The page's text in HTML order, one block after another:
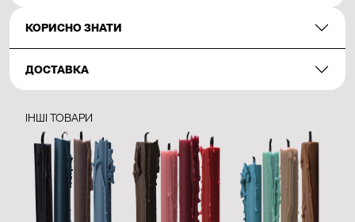
КОРИСНО ЗНАТИ
ДОСТАВКА
ІНШІ ТОВАРИ